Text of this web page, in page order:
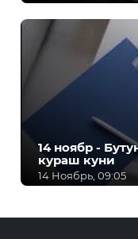
14 ноябр -
кураш куни
14 Ноябрь, 09:05